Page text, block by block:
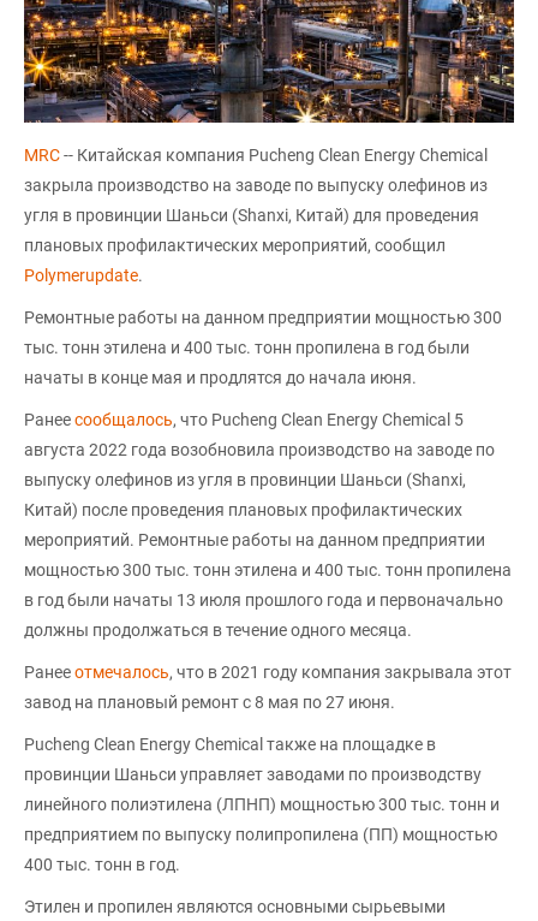
MRC-- Китайская компания Pucheng Clean Energy Chemical
закрыла производство на заводе по выпуску олефинов из
угля в провинции Шаньси (Shanxi, Китай) для проведения
плановых профилактических мероприятий, сообщил
Polymerupdate.
Ремонтные работы на данном предприятии мощностью 300
тыс. тонн этилена и 400 тыс. тонн пропилена в год были
начаты в конце мая и продлятся до начала июня.
Ранеесообщалось, что Pucheng Clean Energy Chemical 5
августа 2022 года возобновила производство на заводе по
выпуску олефинов из угля в провинции Шаньси (Shanxi,
Китай) после проведения плановых профилактических
мероприятий. Ремонтные работы на данном предприятии
мощностью 300 тыс. тонн этилена и 400 тыс. тонн пропилена
в год были начаты 13 июля прошлого года и первоначально
должны продолжаться в течение одного месяца.
Ранееотмечалось, что в 2021 году компания закрывала этот
завод на плановый ремонт с 8 мая по 27 июня.
Pucheng Clean Energy Chemical также на площадке в
провинции Шаньси управляет заводами по производству
линейного полиэтилена (ЛПНП) мощностью 300 тыс. тонн и
предприятием по выпуску полипропилена (ПП) мощностью
400 тыс. тонн в год.
Этилен и пропилен являются основными сырьевыми